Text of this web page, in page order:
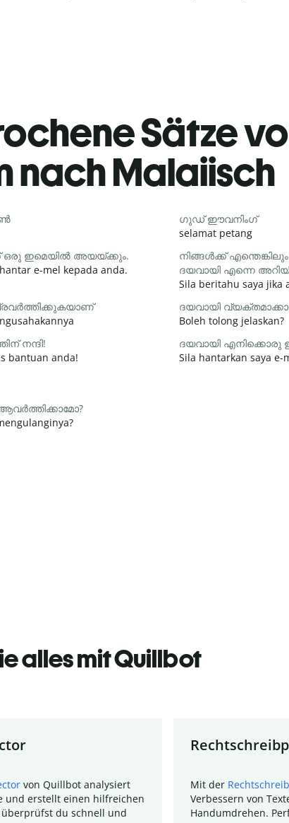
Sätze
nach Malaiisch
ഗുഡ് ഈവനിംഗ്
selamat petang
ഒരു ഇമെയിൽ അയയ്ക്കും.
e-mel kepada anda.
നിങ്ങൾക്ക്
ദയവായി എന്നെ
Sila beritahu saya jika
ദയവായി
Boleh tolong jelaskan?
നന്ദി!
bantuan anda!
ദയവായി
Sila hantarkan saya e-
alles mit Quillbot
von Quillbot analysiert
und erstellt einen hilfreichen
überprüfst du schnell und
Mit der
Verbessern von
Handumdrehen.